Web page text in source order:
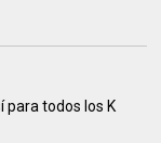
para todos los K